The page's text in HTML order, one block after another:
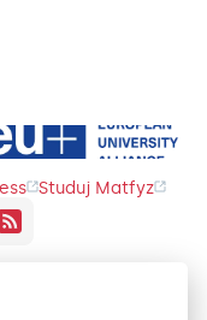
Studuj Matfyz